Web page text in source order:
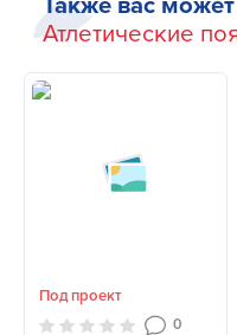
Атлетические
Под проект
0